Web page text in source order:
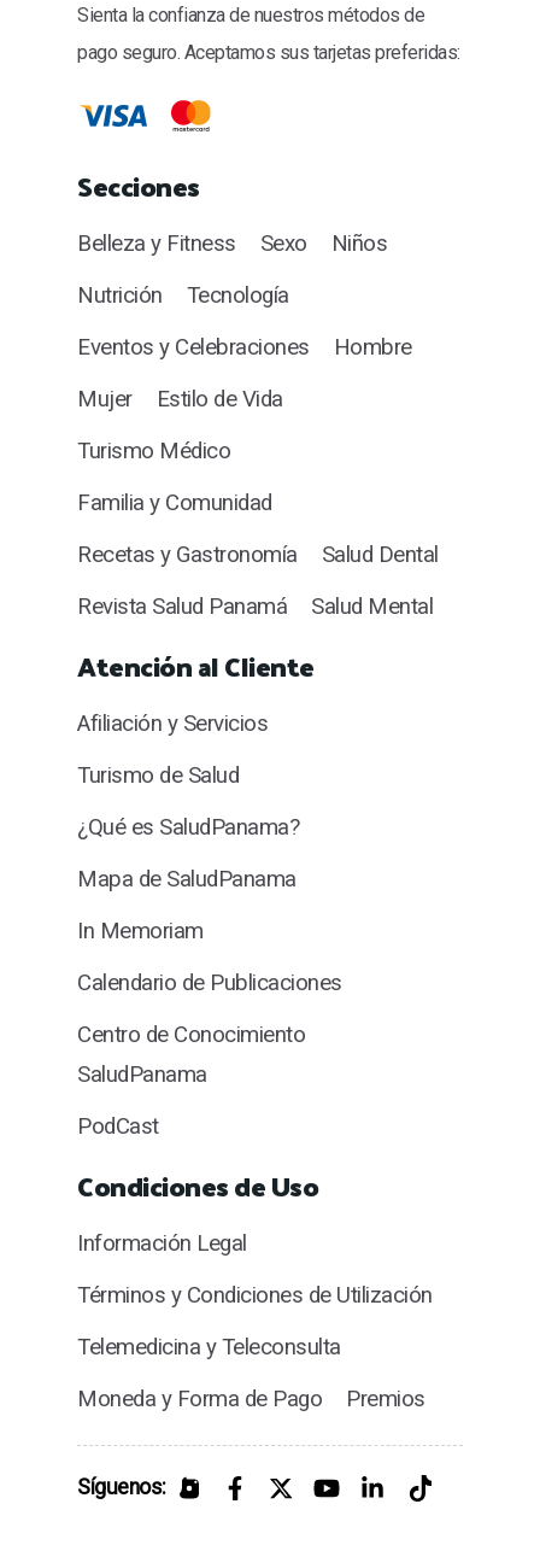
Sienta la confianza de nuestros métodos de
pago seguro. Aceptamos sus tarjetas preferidas:
Secciones
Belleza y Fitness Sexo
Niños
Nutrición
Tecnología
Eventos y Celebraciones
Hombre
Mujer
Estilo de Vida
Turismo Médico
Familia y Comunidad
Recetas y Gastronomía
Salud Dental
Revista Salud Panamá
Salud Mental
Atención al Cliente
Afiliación y Servicios
Turismo de Salud
¿Qué es SaludPanama?
Mapa de SaludPanama
In Memoriam
Calendario de Publicaciones
Centro de Conocimiento
SaludPanama
PodCast
Condiciones de Uso
Información Legal
Términos y Condiciones de Utilización
Telemedicina y Teleconsulta
Moneda y Forma de Pago
Premios
Síguenos: